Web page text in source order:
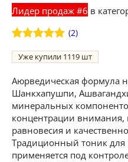
Лидер продаж #6 в
Рейтинг5
из 5 на
опроса
2
пользователей
(2)
Уже купили 1119
Аюрведическая формула
Шанкхапушпи,
минеральных
концентрации внимания,
равновесия и
Традиционный тоник для
применяется под